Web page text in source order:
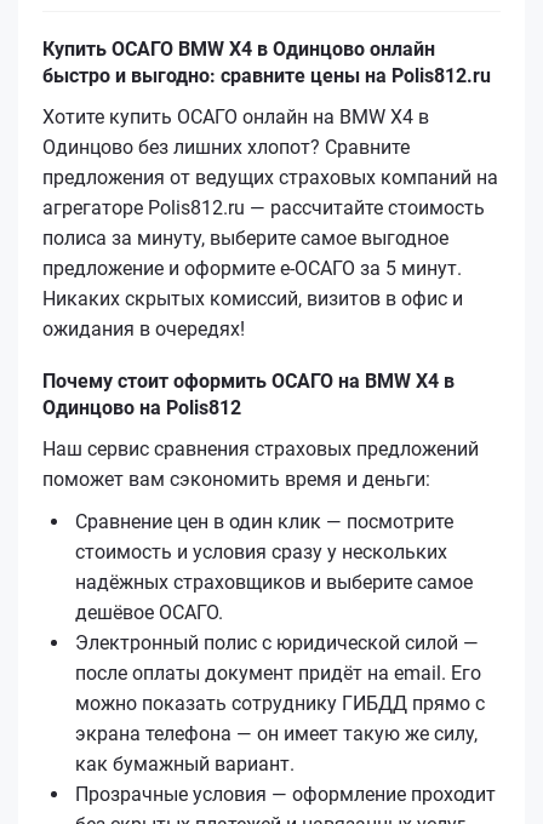
Купить ОСАГО BMW X4 в Одинцово онлайн
быстро и выгодно: сравните цены на Polis812.ru
Хотите купить ОСАГО онлайн на BMW X4 в
Одинцово без лишних хлопот? Сравните
предложения от ведущих страховых компаний на
агрегаторе Polis812.ru — рассчитайте стоимость
полиса за минуту, выберите самое выгодное
предложение и оформите е‑ОСАГО за 5 минут.
Никаких скрытых комиссий, визитов в офис и
ожидания в очередях!
Почему стоит оформить ОСАГО на BMW X4 в
Одинцово на Polis812
Наш сервис сравнения страховых предложений
поможет вам сэкономить время и деньги:
Сравнение цен в один клик — посмотрите
стоимость и условия сразу у нескольких
надёжных страховщиков и выберите самое
дешёвое ОСАГО.
Электронный полис с юридической силой —
после оплаты документ придёт на email. Его
можно показать сотруднику ГИБДД прямо с
экрана телефона — он имеет такую же силу,
как бумажный вариант.
Прозрачные условия — оформление проходит